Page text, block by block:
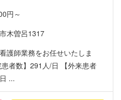
円～
木曽呂1317
護師業務をお任せいたしま
者数】291人/日 【外来患者
...